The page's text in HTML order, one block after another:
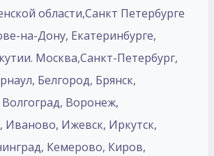
области,Санкт Петербурге
на-Дону, Екатеринбурге,
Москва,Санкт-Петербург,
Белгород, Брянск,
Воронеж,
Иваново, Ижевск, Иркутск,
Кемерово, Киров,